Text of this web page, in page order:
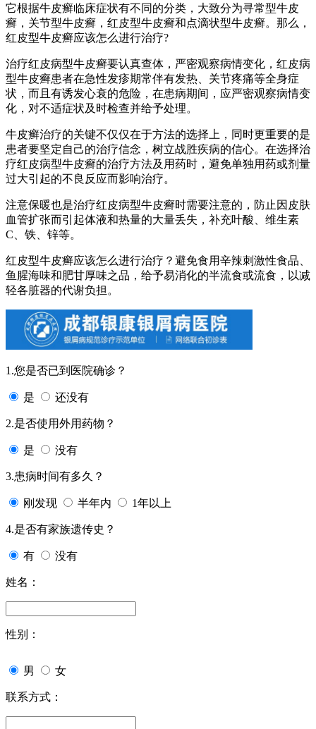
它根据牛皮癣临床症状有不同的分类，大致分为寻常型牛皮
癣，关节型牛皮癣，红皮型牛皮癣和点滴状型牛皮癣。那么，
红皮型牛皮癣应该怎么进行治疗?
治疗红皮病型牛皮癣要认真查体，严密观察病情变化，红皮病
型牛皮癣患者在急性发疹期常伴有发热、关节疼痛等全身症
状，而且有诱发心衰的危险，在患病期间，应严密观察病情变
化，对不适症状及时检查并给予处理。
牛皮癣治疗的关键不仅仅在于方法的选择上，同时更重要的是
患者要坚定自己的治疗信念，树立战胜疾病的信心。在选择治
疗红皮病型牛皮癣的治疗方法及用药时，避免单独用药或剂量
过大引起的不良反应而影响治疗。
注意保暖也是治疗红皮病型牛皮癣时需要注意的，防止因皮肤
血管扩张而引起体液和热量的大量丢失，补充叶酸、维生素
C、铁、锌等。
红皮型牛皮癣应该怎么进行治疗？避免食用辛辣刺激性食品、
鱼腥海味和肥甘厚味之品，给予易消化的半流食或流食，以减
轻各脏器的代谢负担。
1.您是否已到医院确诊？
是 还没有
2.是否使用外用药物？
是 没有
3.患病时间有多久？
刚发现 半年内 1年以上
4.是否有家族遗传史？
有 没有
姓名：
性别：
男 女
联系方式：